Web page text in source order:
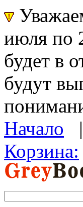
июля по
будет в
будут
Начало
Корзина: